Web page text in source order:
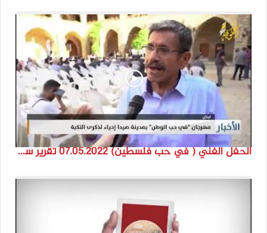
الحفل الفني ( في حب فلسطين) 07.05.2022 تقرير سنى حمود